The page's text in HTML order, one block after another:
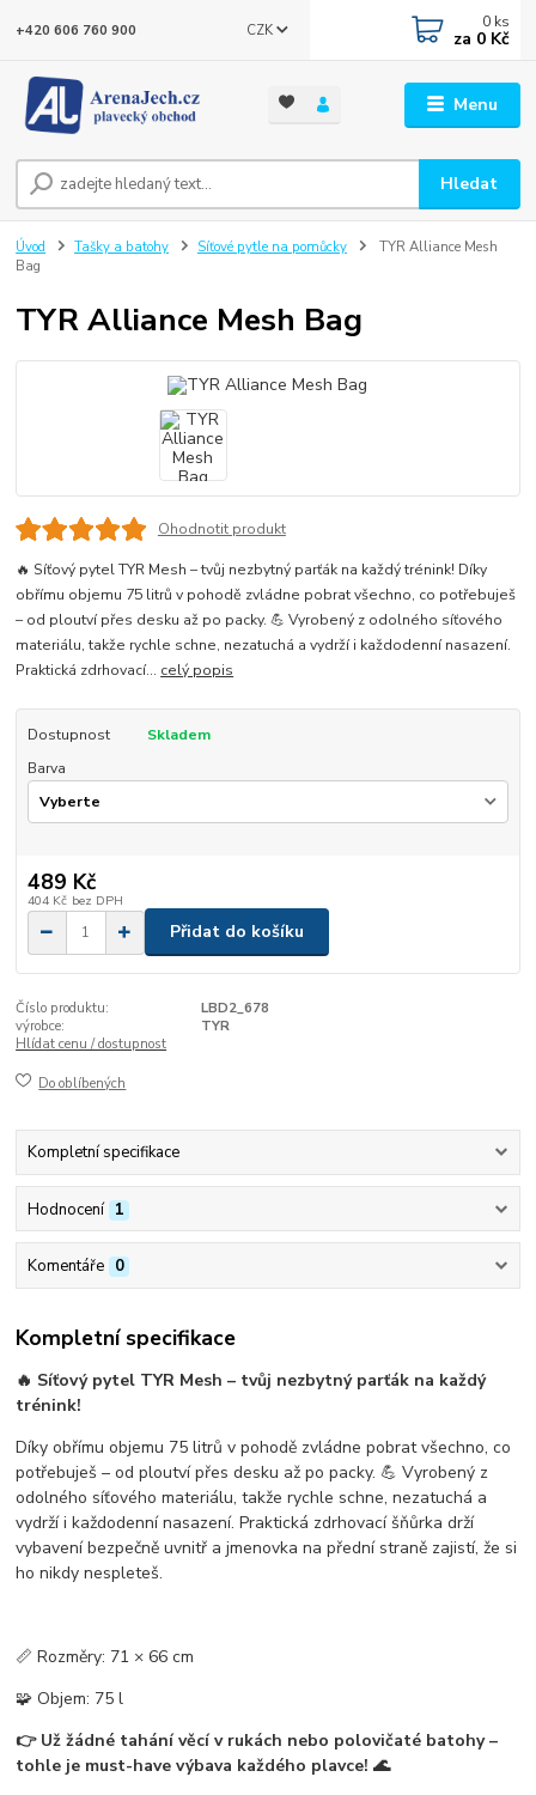
Menu
CZK
Hledat
+420 606 760 900 0 ks
za 0 Kč
Úvod Tašky a batohy Síťové pytle na pomůcky
TYR Alliance Mesh
Bag
TYR Alliance Mesh Bag
Ohodnotit produkt
🔥 Síťový pytel TYR Mesh – tvůj nezbytný parťák na každý trénink! Díky
obřímu objemu 75 litrů v pohodě zvládne pobrat všechno, co potřebuješ
– od ploutví přes desku až po packy. 💪 Vyrobený z odolného síťového
materiálu, takže rychle schne, nezatuchá a vydrží i každodenní nasazení.
Praktická zdrhovací... celý popis
Dostupnost
Skladem
Barva
489 Kč
404 Kč bez DPH
Přidat do košíku
Číslo produktu:
LBD2_678
výrobce:
TYR
Hlídat cenu / dostupnost
Do oblíbených
Kompletní specifikace
Hodnocení 1
Komentáře 0
Kompletní specifikace
🔥 Síťový pytel TYR Mesh – tvůj nezbytný parťák na každý
trénink!
Díky obřímu objemu 75 litrů v pohodě zvládne pobrat všechno, co
potřebuješ – od ploutví přes desku až po packy. 💪 Vyrobený z
odolného síťového materiálu, takže rychle schne, nezatuchá a
vydrží i každodenní nasazení. Praktická zdrhovací šňůrka drží
vybavení bezpečně uvnitř a jmenovka na přední straně zajistí, že si
ho nikdy nespleteš.
📏 Rozměry: 71 × 66 cm
🧩 Objem: 75 l
👉 Už žádné tahání věcí v rukách nebo polovičaté batohy –
tohle je must-have výbava každého plavce! 🌊